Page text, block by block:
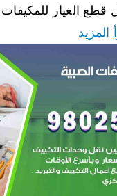
الغيار للمكيفات
المزيد